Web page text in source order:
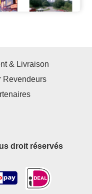
& Livraison
Revendeurs
droit réservés